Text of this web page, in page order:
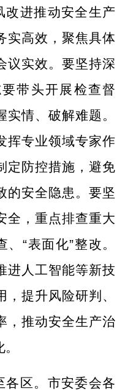
改进推动安全生产
实高效，聚焦具体
议实效。要坚持深
带头开展检查督
情、破解难题。
挥专业领域专家作
定防控措施，避免
的安全隐患。要坚
全，重点排查重大
、“表面化”整改。
进人工智能等新技
提升风险研判、
，推动安全生产治
各区。市安委会各